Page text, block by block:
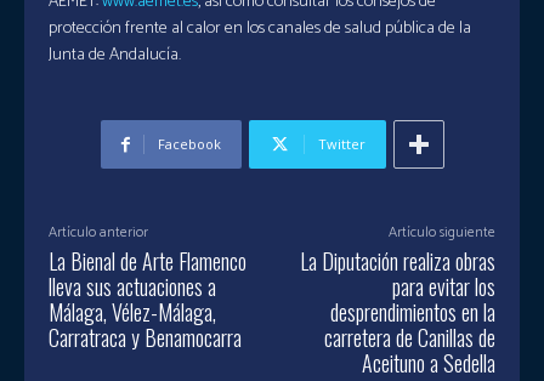
protección frente al calor en los canales de salud pública de la
Junta de Andalucía.
Facebook Twitter
Artículo anterior
La Bienal de Arte Flamenco
lleva sus actuaciones a
Málaga, Vélez-Málaga,
Carratraca y Benamocarra
Artículo siguiente
La Diputación realiza obras
para evitar los
desprendimientos en la
carretera de Canillas de
Aceituno a Sedella